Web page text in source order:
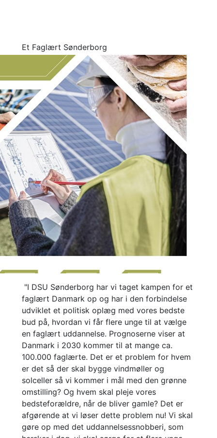
Et Faglært Sønderborg
"I DSU Sønderborg har vi taget kampen for et
faglært Danmark op og har i den forbindelse
udviklet et politisk oplæg med vores bedste
bud på, hvordan vi får flere unge til at vælge
en faglært uddannelse. Prognoserne viser at
Danmark i 2030 kommer til at mange ca.
100.000 faglærte. Det er et problem for hvem
er det så der skal bygge vindmøller og
solceller så vi kommer i mål med den grønne
omstilling? Og hvem skal pleje vores
bedsteforældre, når de bliver gamle? Det er
afgørende at vi løser dette problem nu! Vi skal
gøre op med det uddannelsessnobberi, som